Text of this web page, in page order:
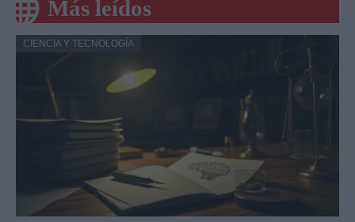
Más leídos
CIENCIA Y TECNOLOGÍA